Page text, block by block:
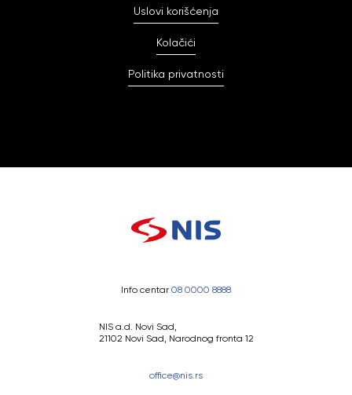
Uslovi korišćenja
Kolačići
Politika privatnosti
Info centar 08 0000 8888
NIS a.d. Novi Sad,
21102 Novi Sad, Narodnog fronta 12
office@nis.rs